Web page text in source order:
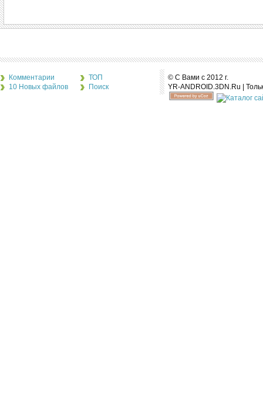
Комментарии
10 Новых файлов
ТОП
Поиск
© С Вами с 2012 г.
YR-ANDROID.3DN.Ru |